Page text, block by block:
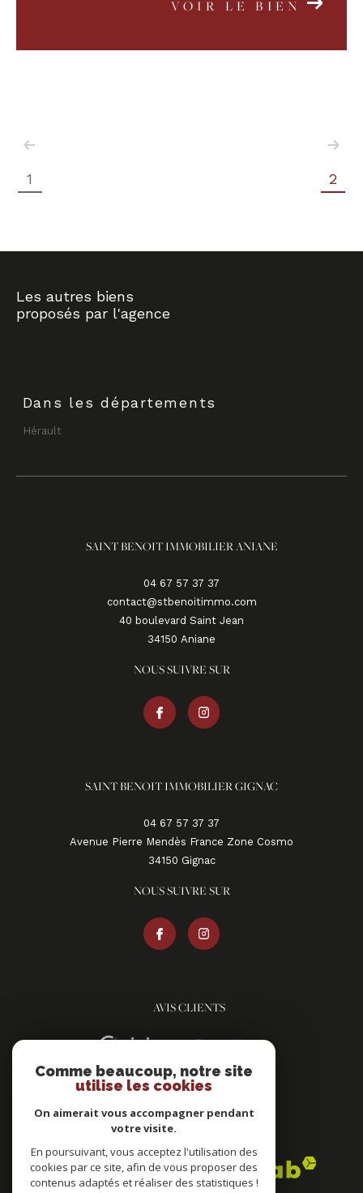
VOIR LE BIEN
1 2
Les autres biens
proposés par l'agence
Dans les départements
Hérault
SAINT BENOIT IMMOBILIER ANIANE
04 67 57 37 37
contact@stbenoitimmo.com
40 boulevard Saint Jean
34150
aniane
NOUS SUIVRE SUR
SAINT BENOIT IMMOBILIER GIGNAC
04 67 57 37 37
Avenue Pierre Mendès France Zone Cosmo
34150
gignac
NOUS SUIVRE SUR
AVIS CLIENTS
ADHÉRENTS
Comme beaucoup, notre site
utilise les cookies
On aimerait vous accompagner pendant
votre visite.
En poursuivant, vous acceptez l'utilisation des
cookies par ce site, afin de vous proposer des
contenus adaptés et réaliser des statistiques !